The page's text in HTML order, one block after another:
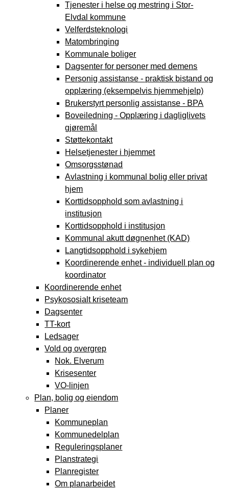
Tjenester i helse og mestring i Stor-
Elvdal kommune
Velferdsteknologi
Matombringing
Kommunale boliger
Dagsenter for personer med demens
Personig assistanse - praktisk bistand og
opplæring (eksempelvis hjemmehjelp)
Brukerstyrt personlig assistanse - BPA
Boveiledning - Opplæring i dagliglivets
gjøremål
Støttekontakt
Helsetjenester i hjemmet
Omsorgsstønad
Avlastning i kommunal bolig eller privat
hjem
Korttidsopphold som avlastning i
institusjon
Korttidsopphold i institusjon
Kommunal akutt døgnenhet (KAD)
Langtidsopphold i sykehjem
Koordinerende enhet - individuell plan og
koordinator
Koordinerende enhet
Psykososialt kriseteam
Dagsenter
TT-kort
Ledsager
Vold og overgrep
Nok. Elverum
Krisesenter
VO-linjen
Plan, bolig og eiendom
Planer
Kommuneplan
Kommunedelplan
Reguleringsplaner
Planstrategi
Planregister
Om planarbeidet